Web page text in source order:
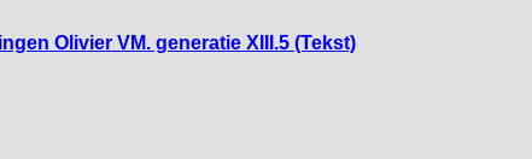
Olivier VM. generatie XIII.5 (Tekst)